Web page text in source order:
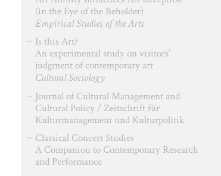
(in the Eye of the Beholder)
Empirical Studies of the Arts
Is this Art?
An experimental study on visitors’
judgment of contemporary art
Cultural Sociology
Journal of Cultural Management and
Cultural Policy / Zeitschrift für
Kulturmanagement und Kulturpolitik
Classical Concert Studies
A Companion to Contemporary Research
and Performance